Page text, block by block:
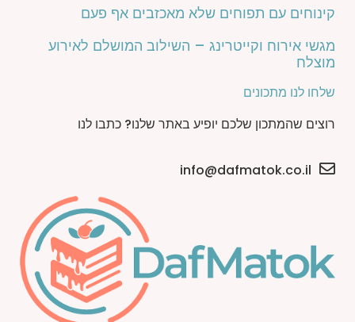
קינוחים עם תפוחים שלא מאכזבים אף פעם
מגשי אירוח וקייטרינג – השילוב המושלם לאירוע
מוצלח
שלחו לנו מתכונים
רוצים שהמתכון שלכם יופיע באתר שלנו? כתבו לנו
info@dafmatok.co.il